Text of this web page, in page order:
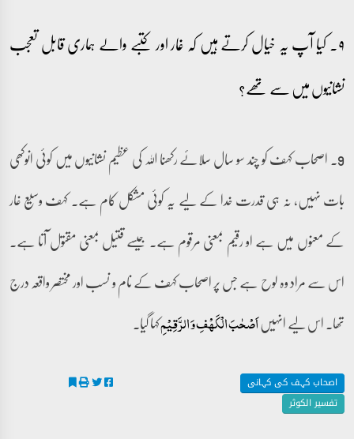
۹۔ کیا آپ یہ خیال کرتے ہیں کہ غار اور کتبے والے ہماری قابل تعجب
نشانیوں میں سے تھے؟
9۔ اصحاب کہف کو چند سو سال سلائے رکھنا اللہ کی عظیم نشانیوں میں کوئی انوکھی
بات نہیں، نہ ہی قدرت خدا کے لیے یہ کوئی مشکل کام ہے۔ کہف وسیع غار
کے معنوں میں ہے او رقیم بمعنی مرقوم ہے۔ جیسے قتیل بمعنی مقتول آتا ہے۔
اس سے مراد وہ لوح ہے جس پر اصحاب کہف کے نام و نسب اور مختصر واقعہ درج
تھا۔ اس لیے انہیںاَصۡحٰبَ الۡکَہۡفِ وَ الرَّقِیۡمِکہا گیا۔
اصحاب کہف کی کہانی
تفسیر الکوثر